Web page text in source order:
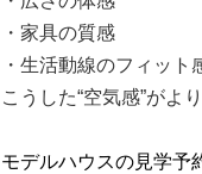
・家具の質感
・生活動線のフィット
こうした“空気感”がよ
モデルハウスの見学予